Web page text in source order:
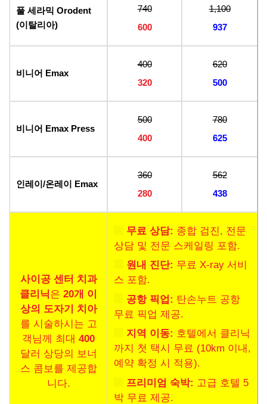
풀 세라믹 Orodent
(이탈리아)
740
600
1,100
937
비니어 Emax
400
320
620
500
비니어 Emax Press
500
400
780
625
인레이/온레이 Emax
360
280
562
438
사이공 센터 치과
클리닉은 20개 이
상의 도자기 치아
를 시술하시는 고
객님께 최대 400
달러 상당의 보너
스 콤보를 제공합
니다.
무료 상담: 종합 검진, 전문
상담 및 전문 스케일링 포함.
원내 진단: 무료 X-ray 서비
스 포함.
공항 픽업: 탄손누트 공항
무료 픽업 제공.
지역 이동: 호텔에서 클리닉
까지 첫 택시 무료 (10km 이내,
예약 확정 시 적용).
프리미엄 숙박: 고급 호텔 5
박 무료 제공.